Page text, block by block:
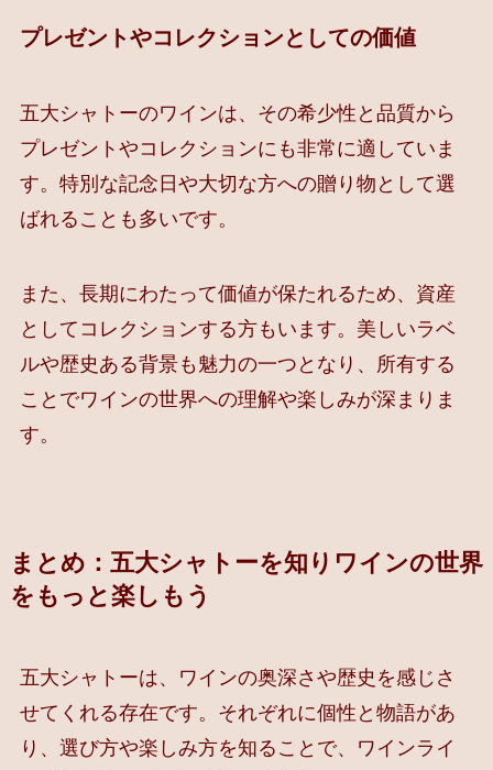
プレゼントやコレクションとしての価値
五大シャトーのワインは、その希少性と品質から
プレゼントやコレクションにも非常に適していま
す。特別な記念日や大切な方への贈り物として選
ばれることも多いです。
また、長期にわたって価値が保たれるため、資産
としてコレクションする方もいます。美しいラベ
ルや歴史ある背景も魅力の一つとなり、所有する
ことでワインの世界への理解や楽しみが深まりま
す。
まとめ：五大シャトーを知りワインの世界
をもっと楽しもう
五大シャトーは、ワインの奥深さや歴史を感じさ
せてくれる存在です。それぞれに個性と物語があ
り、選び方や楽しみ方を知ることで、ワインライ